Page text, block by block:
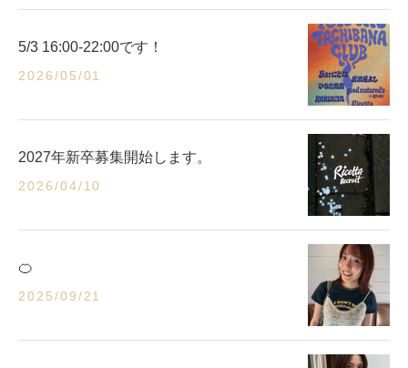
5/3 16:00-22:00です！
2026/05/01
2027年新卒募集開始します。
2026/04/10
🍊
2025/09/21